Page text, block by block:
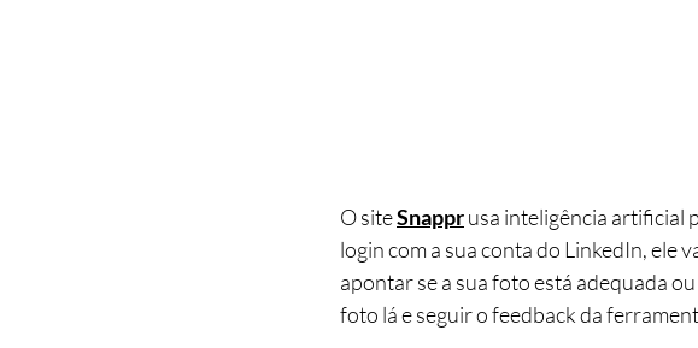
O site Snapprusa inteligência artificial
login com a sua conta do LinkedIn, ele
apontar se a sua foto está adequada
foto lá e seguir o feedback da